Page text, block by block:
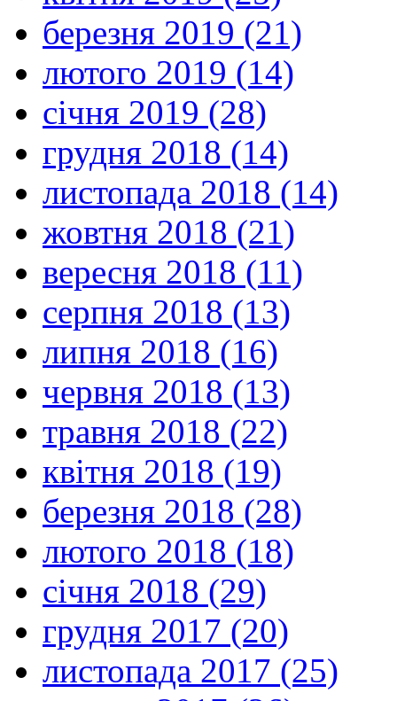
березня 2019 (21)
лютого 2019 (14)
січня 2019 (28)
грудня 2018 (14)
листопада 2018 (14)
жовтня 2018 (21)
вересня 2018 (11)
серпня 2018 (13)
липня 2018 (16)
червня 2018 (13)
травня 2018 (22)
квітня 2018 (19)
березня 2018 (28)
лютого 2018 (18)
січня 2018 (29)
грудня 2017 (20)
листопада 2017 (25)